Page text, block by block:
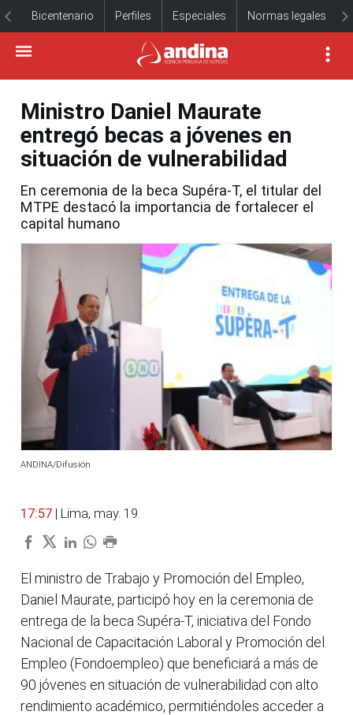
Bicentenario Perfiles Especiales Normas legales
Ministro Daniel Maurate
entregó becas a jóvenes en
situación de vulnerabilidad
En ceremonia de la beca Supéra-T, el titular del
MTPE destacó la importancia de fortalecer el
capital humano
ANDINA/Difusión
17:57 | Lima, may. 19.
El ministro de Trabajo y Promoción del Empleo,
Daniel Maurate, participó hoy en la ceremonia de
entrega de la beca Supéra-T, iniciativa del Fondo
Nacional de Capacitación Laboral y Promoción del
Empleo (Fondoempleo) que beneficiará a más de
90 jóvenes en situación de vulnerabilidad con alto
rendimiento académico, permitiéndoles acceder a